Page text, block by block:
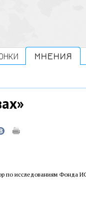
МНЕНИЯ
по исследованиям Фонда